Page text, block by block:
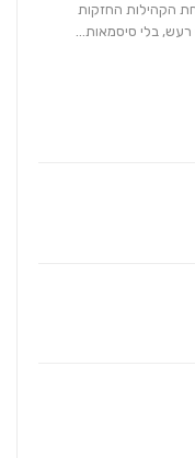
הקהילות החזקות
בלי סיסמאות…